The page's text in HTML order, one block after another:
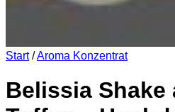
Start /Aroma Konzentrat
Belissia Shake